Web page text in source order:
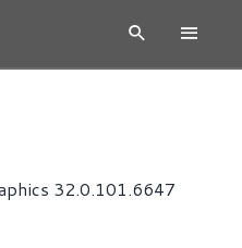
32.0.101.6647